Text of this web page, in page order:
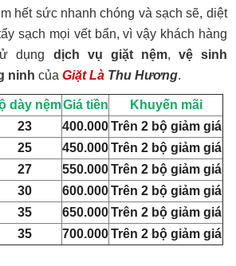
hết sức nhanh chóng và sạch sẽ, diệt
sạch mọi vết bẩn, vì vậy khách hàng
dụng dịch vụ giặt nệm, vệ sinh
ninh củaGiặt Là Thu Hương.
dày nệmGiá tiền
Khuyến mãi
23 400.000Trên 2 bộ giảm giá
25 450.000Trên 2 bộ giảm giá
27 550.000Trên 2 bộ giảm giá
30 600.000Trên 2 bộ giảm giá
35 650.000Trên 2 bộ giảm giá
35 700.000Trên 2 bộ giảm giá